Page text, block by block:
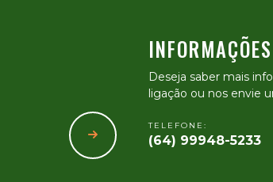
Deseja saber mais
ligação ou nos envie
TELEFONE:
(64) 99948-5233